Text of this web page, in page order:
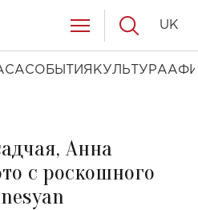
СОБЫТИЯ КУЛЬТУРА
UK
Анна
с роскошного